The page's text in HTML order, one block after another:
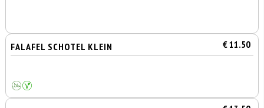
FALAFEL SCHOTEL KLEIN € 11.50